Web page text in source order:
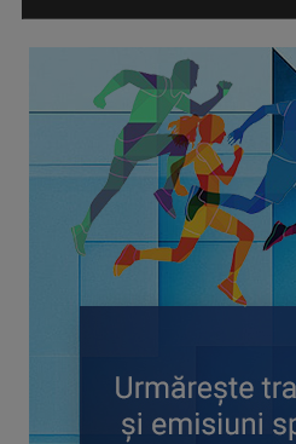
CONCACAF respinge planul